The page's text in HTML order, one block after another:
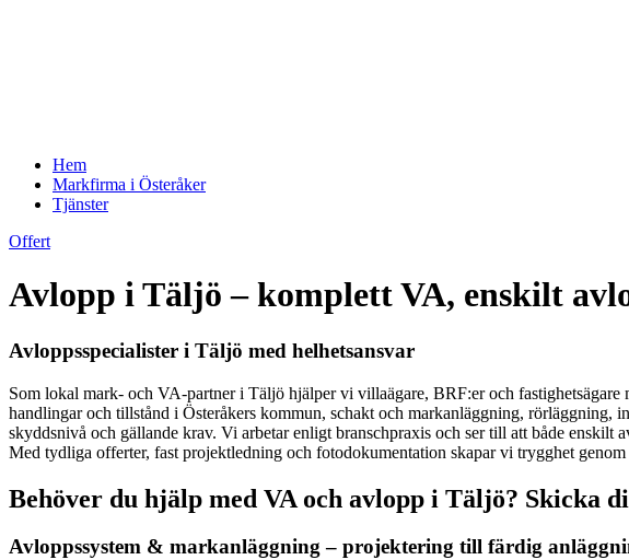
Hem
Markfirma i Österåker
Tjänster
Offert
Avlopp i Täljö – komplett VA, enskilt
Avloppsspecialister i Täljö med helhetsansvar
Som lokal mark- och VA-partner i Täljö hjälper vi villaägare, BRF:er och
handlingar och tillstånd i Österåkers kommun, schakt och markanläggning, rörläggning,
skyddsnivå och gällande krav. Vi arbetar enligt branschpraxis och ser till att både
Med tydliga offerter, fast projektledning och fotodokumentation skapar vi trygghet
Behöver du hjälp med VA och avlopp i Täljö? Skicka
Avloppssystem & markanläggning – projektering till färdig